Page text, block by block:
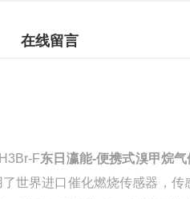
在线留言
-F东日瀛能-便携式溴甲烷
了世界进口催化燃烧传感器，